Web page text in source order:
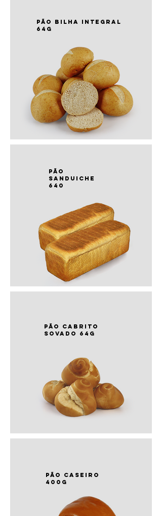
PÃO
sanduiche
640
PÃO bilha integral
64g
PÃO cabrito
sovado 64g
PÃO caseiro
400g